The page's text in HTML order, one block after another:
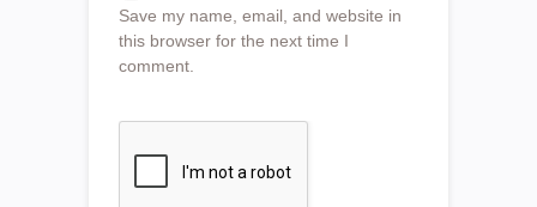
Save my name, email, and website in
this browser for the next time I
comment.